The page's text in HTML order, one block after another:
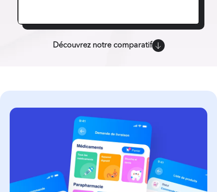
Découvrez notre comparatif